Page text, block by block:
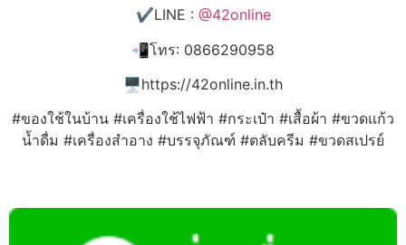
✔️LINE : @42online
📲โทร: 0866290958
🖥️https://42online.in.th
#ของใช้ในบ้าน #เครื่องใช้ไฟฟ้า #กระเป๋า #เสื้อผ้า #ขวดแก้ว
น้ำดื่ม #เครื่องสำอาง #บรรจุภัณฑ์ #ตลับครีม #ขวดสเปรย์